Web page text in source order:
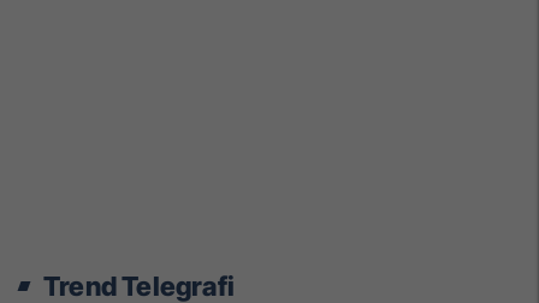
Trend Telegrafi